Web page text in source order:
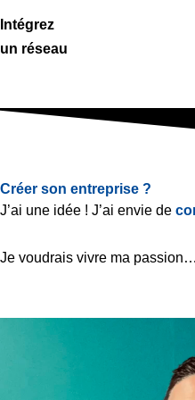
Intégrez
un réseau
Créer son entreprise ?
J’ai une idée ! J’ai envie de
Je voudrais vivre ma passion…